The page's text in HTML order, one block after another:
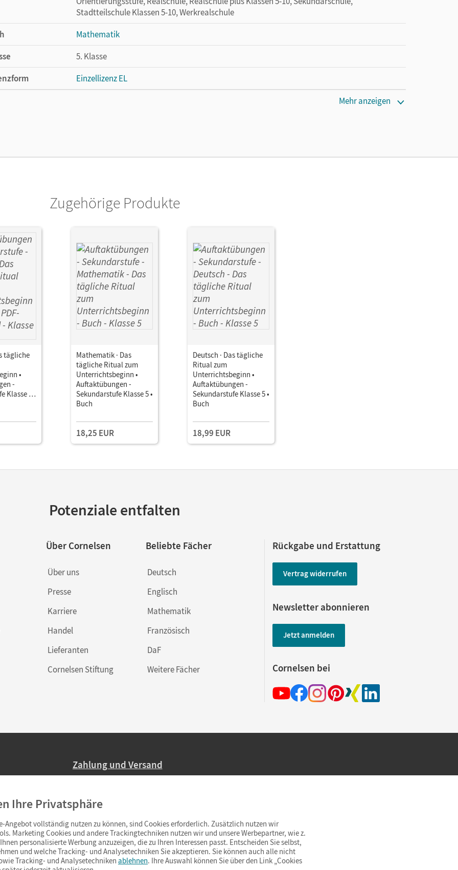
Stadtteilschule Klassen 5-10, Werkrealschule
Mathematik
5. Klasse
Einzellizenz EL
Mehr anzeigen
Zugehörige Produkte
tägliche
•
-
Klasse 5 •
Mathematik · Das
tägliche Ritual zum
Unterrichtsbeginn •
Auftaktübungen -
Sekundarstufe Klasse 5 •
Buch
18,25 EUR
Deutsch · Das tägliche
Ritual zum
Unterrichtsbeginn •
Auftaktübungen -
Sekundarstufe Klasse 5 •
Buch
18,99 EUR
Potenziale entfalten
Über Cornelsen
Über uns
Presse
Karriere
Handel
Lieferanten
Cornelsen Stiftung
Beliebte Fächer
Deutsch
Englisch
Mathematik
Französisch
DaF
Weitere Fächer
Rückgabe und Erstattung
Vertrag widerrufen
Newsletter abonnieren
Jetzt anmelden
Cornelsen bei
Zahlung und Versand
Ab 59,– EUR Bestellwert liefern wir versandkostenfrei innerhalb Deutschlands
(Lieferung in 3–6 Tagen).
Ihre Privatsphäre
Angebot vollständig nutzen zu können, sind Cookies erforderlich. Zusätzlich nutzen wir
Marketing Cookies und andere Trackingtechniken nutzen wir und unsere Werbepartner, wie z.
personalisierte Werbung anzuzeigen, die zu Ihren Interessen passt. Entscheiden Sie selbst,
und welche Tracking- und Analysetechniken Sie akzeptieren. Sie können auch alle nicht
Tracking- und Analysetechniken ablehnen. Ihre Auswahl können Sie über den Link „Cookies